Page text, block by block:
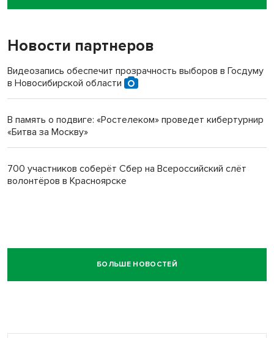
пенсионерки на вокзале
Новости партнеров
Видеозапись обеспечит прозрачность выборов в Госдуму
в Новосибирской области
В память о подвиге: «Ростелеком» проведет кибертурнир
«Битва за Москву»
700 участников соберёт Сбер на Всероссийский слёт
волонтёров в Красноярске
БОЛЬШЕ НОВОСТЕЙ